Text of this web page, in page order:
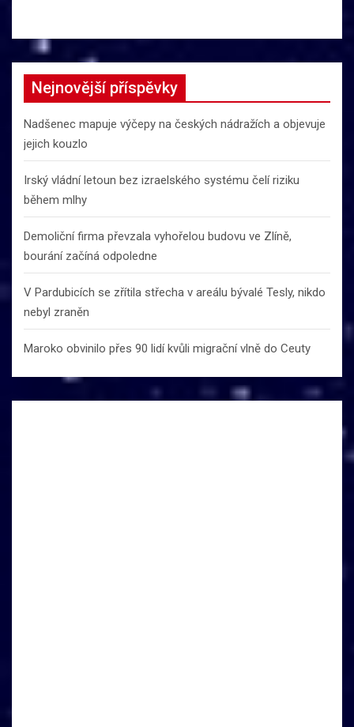
Nejnovější příspěvky
Nadšenec mapuje výčepy na českých nádražích a objevuje
jejich kouzlo
Irský vládní letoun bez izraelského systému čelí riziku
během mlhy
Demoliční firma převzala vyhořelou budovu ve Zlíně,
bourání začíná odpoledne
V Pardubicích se zřítila střecha v areálu bývalé Tesly, nikdo
nebyl zraněn
Maroko obvinilo přes 90 lidí kvůli migrační vlně do Ceuty